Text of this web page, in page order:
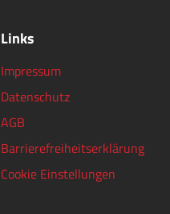
Links
Impressum
Datenschutz
AGB
Barrierefreiheitserklärung
Cookie Einstellungen